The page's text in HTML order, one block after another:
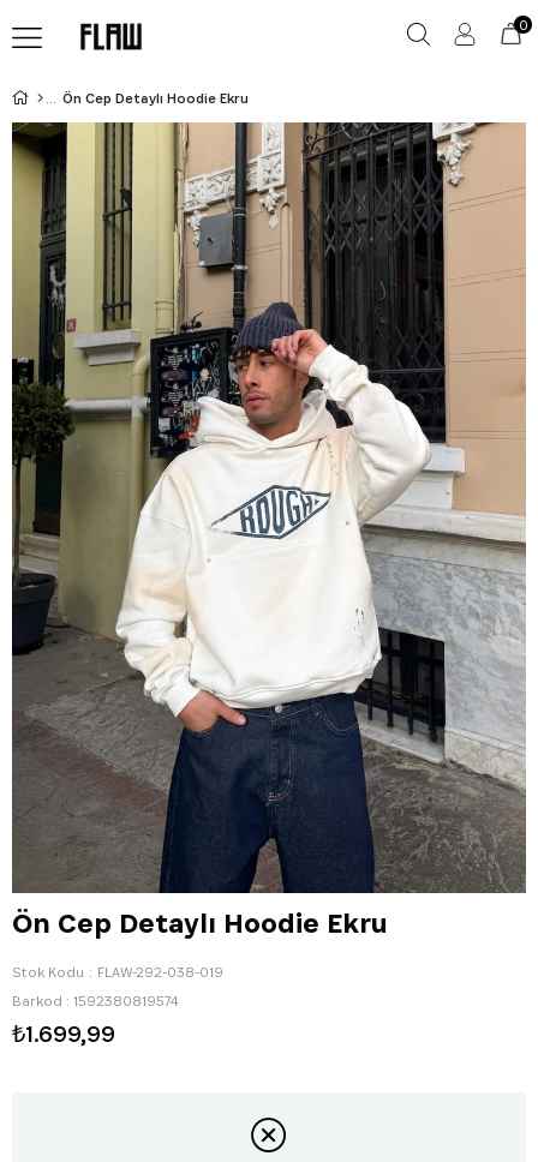
0
Ön Cep Detaylı Hoodie Ekru
Ön Cep Detaylı Hoodie Ekru
Stok Kodu
FLAW-292-038-019
Barkod : 1592380819574
₺1.699,99